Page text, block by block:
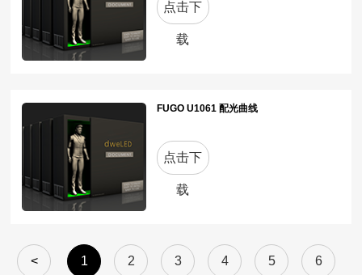
点击下
载
FUGO U1061 配光曲线
点击下
载
< 1 2 3 4 5 6